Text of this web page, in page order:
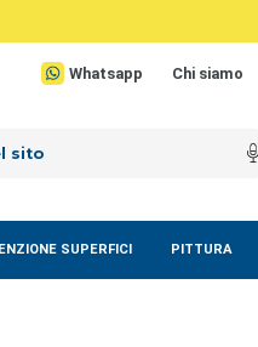
Whatsapp Chi siamo
SUPERFICI PITTURA